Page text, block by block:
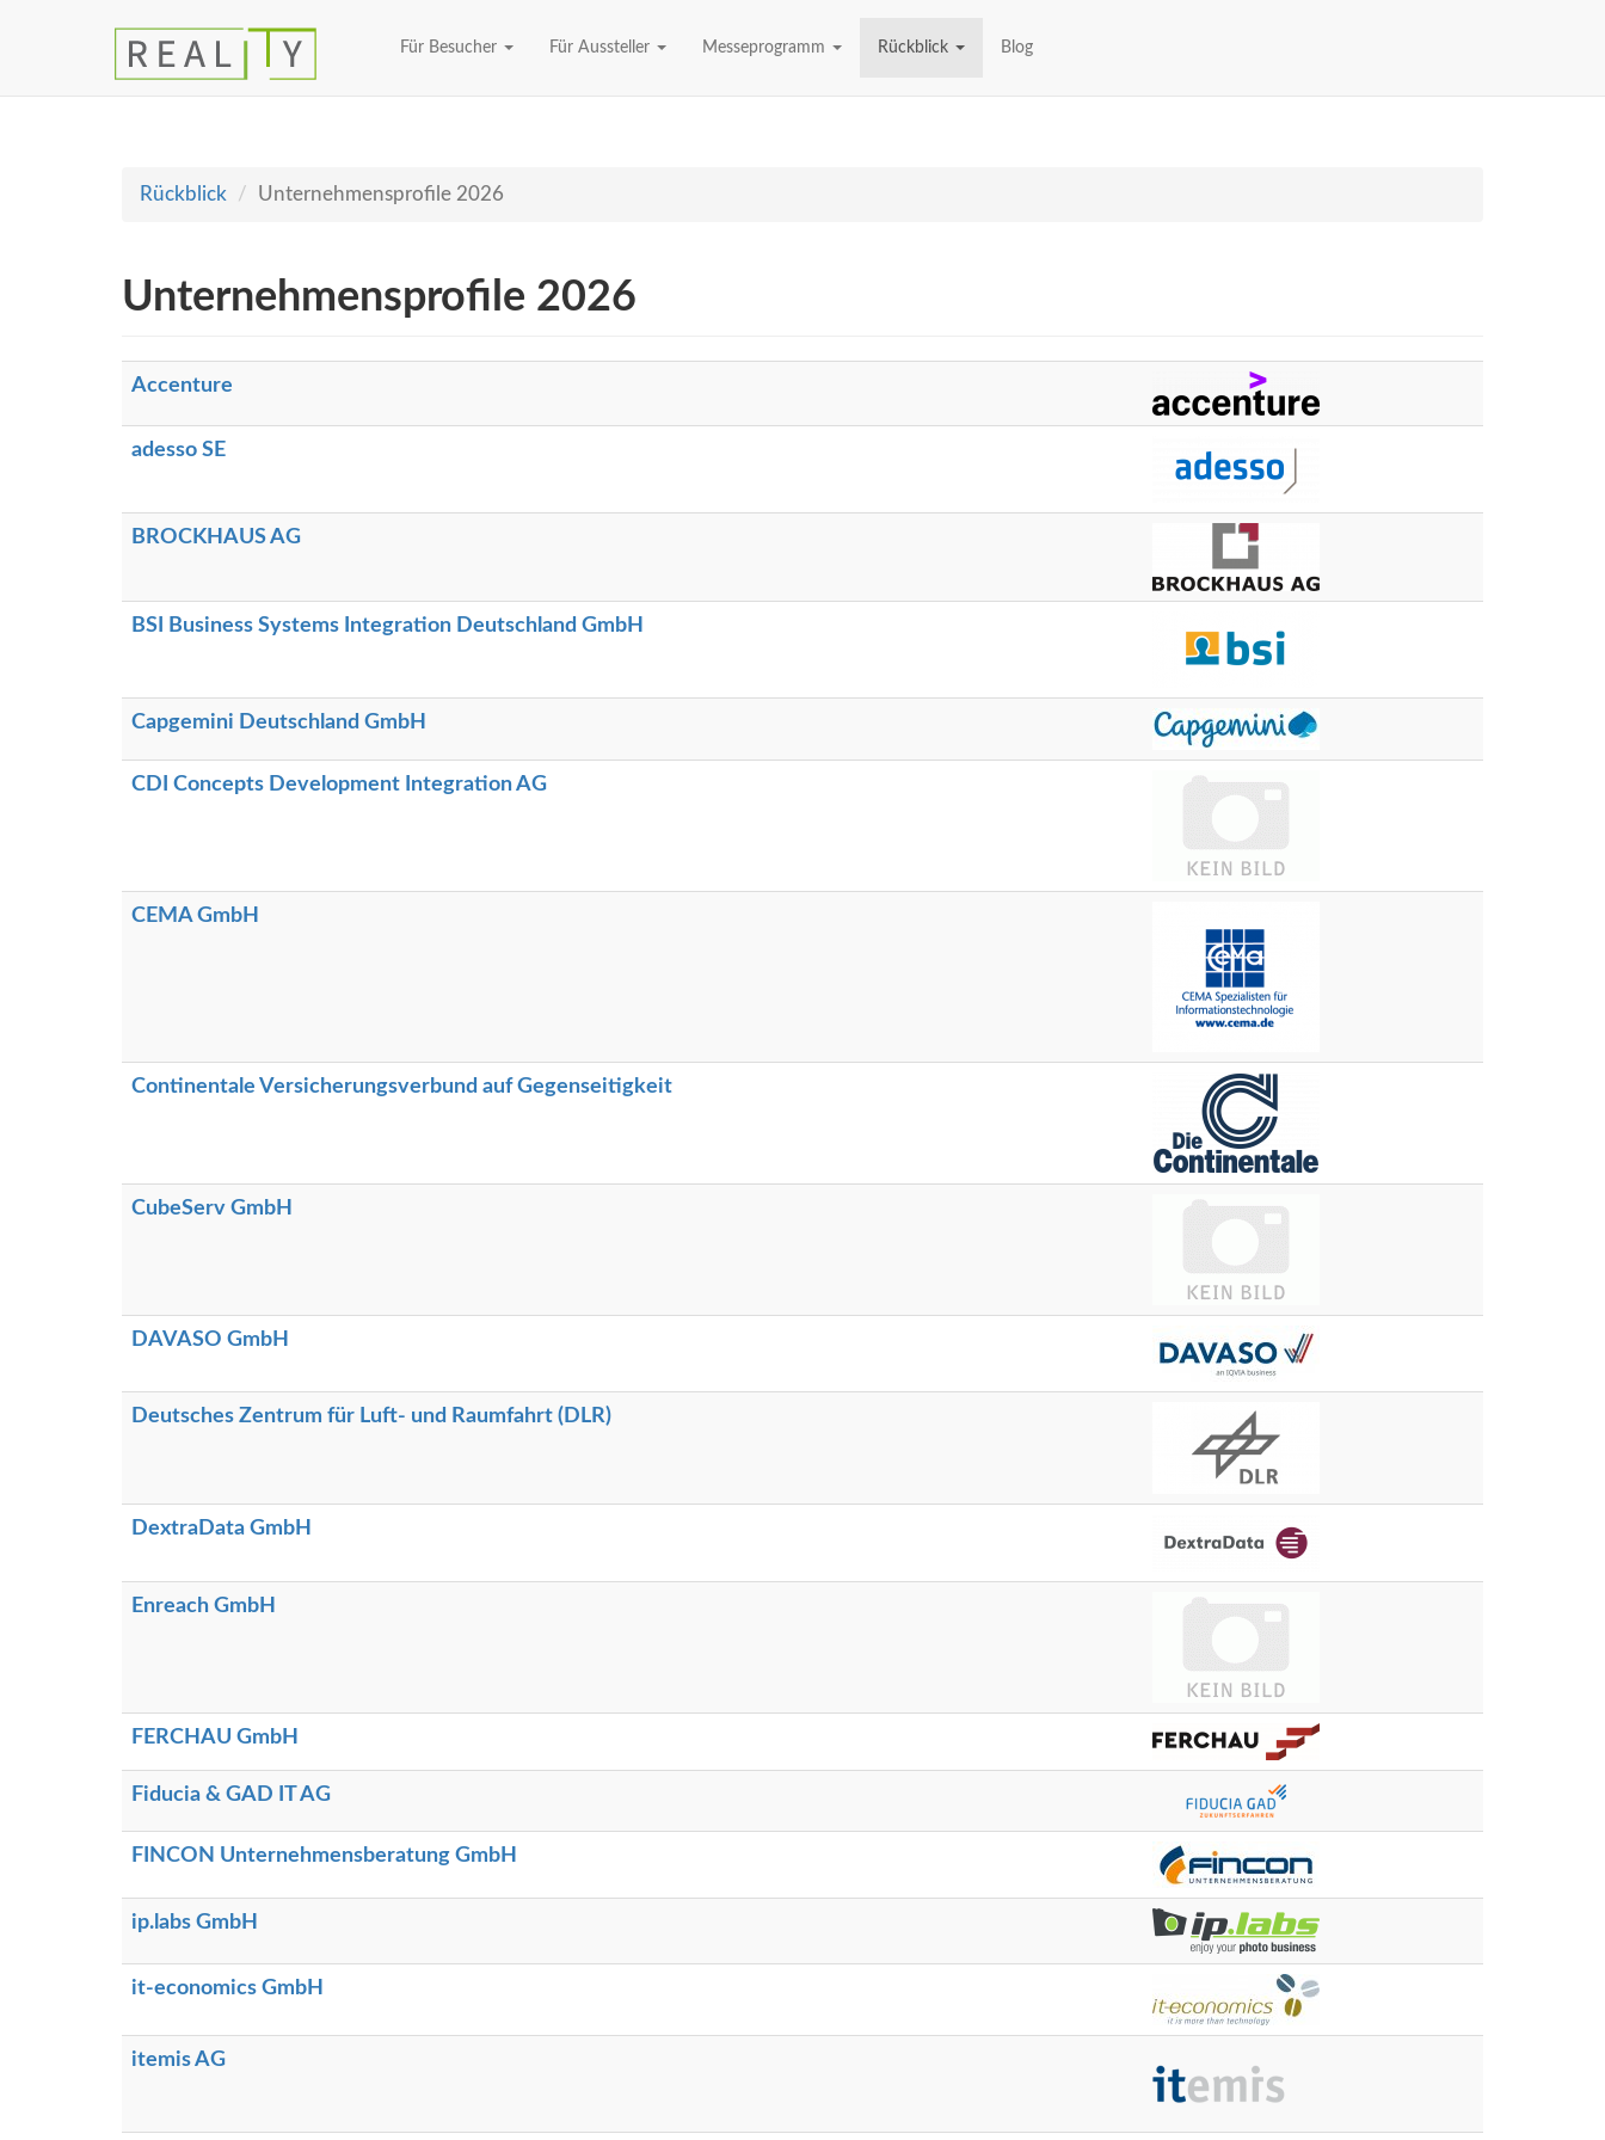
Für Besucher Für Aussteller Messeprogramm Rückblick Blog
Rückblick Unternehmensprofile 2026
Unternehmensprofile 2026
Accenture
adesso SE
BROCKHAUS AG
BSI Business Systems Integration Deutschland GmbH
Capgemini Deutschland GmbH
CDI Concepts Development Integration AG
CEMA GmbH
Continentale Versicherungsverbund auf Gegenseitigkeit
CubeServ GmbH
DAVASO GmbH
Deutsches Zentrum für Luft- und Raumfahrt (DLR)
DextraData GmbH
Enreach GmbH
FERCHAU GmbH
Fiducia & GAD IT AG
FINCON Unternehmensberatung GmbH
ip.labs GmbH
it-economics GmbH
itemis AG